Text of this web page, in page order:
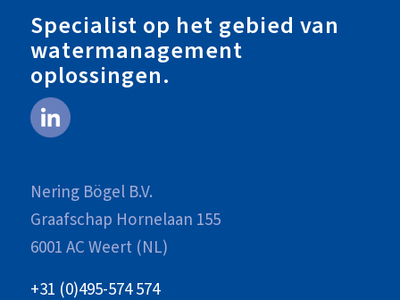
Specialist op het gebied van
watermanagement
oplossingen.
Nering Bögel B.V.
Graafschap Hornelaan 155
6001 AC Weert (NL)
+31 (0)495-574 574